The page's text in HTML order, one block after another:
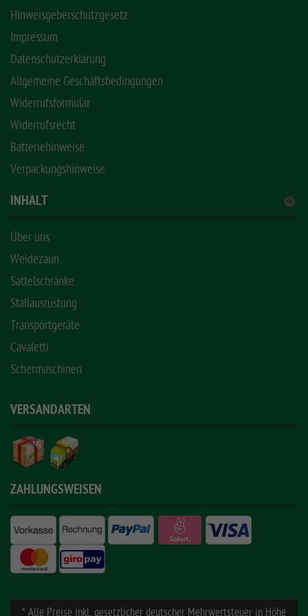
Hinweisgeberschutzgesetz
Impressum
Datenschutzerklärung
Allgemeine Geschäftsbedingungen
Widerrufsformular
Widerrufsrecht
Batteriehinweise
Verpackungshinweise
INHALT
Über uns
Weidezaun
Sattelschränke
Stallausrüstung
Transportgeräte
Cavaletti
Schermaschinen
VERSANDARTEN
ZAHLUNGSWEISEN
* Alle Preise inkl. gesetzlicher deutscher Mehrwertsteuer in Höhe